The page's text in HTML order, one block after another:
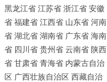
黑龙江省 江苏省 浙江省 安徽
省 福建省 江西省 山东省 河南
省 湖北省 湖南省 广东省 海南
省 四川省 贵州省 云南省 陕西
省 甘肃省 青海省 内蒙古自治
区 广西壮族自治区 西藏自治